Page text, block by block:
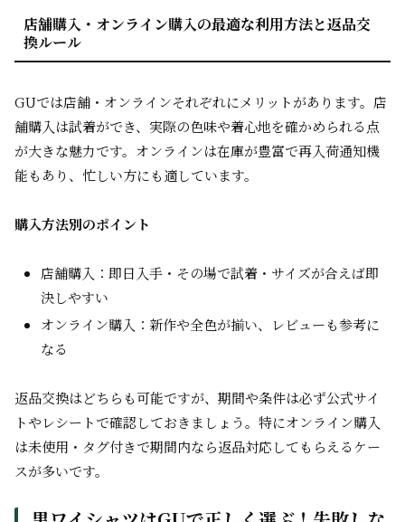
店舗購入・オンライン購入の最適な利用方法と返品交
換ルール
GUでは店舗・オンラインそれぞれにメリットがあります。店
舗購入は試着ができ、実際の色味や着心地を確かめられる点
が大きな魅力です。オンラインは在庫が豊富で再入荷通知機
能もあり、忙しい方にも適しています。
購入方法別のポイント
店舗購入：即日入手・その場で試着・サイズが合えば即
決しやすい
オンライン購入：新作や全色が揃い、レビューも参考に
なる
返品交換はどちらも可能ですが、期間や条件は必ず公式サイ
トやレシートで確認しておきましょう。特にオンライン購入
は未使用・タグ付きで期間内なら返品対応してもらえるケー
スが多いです。